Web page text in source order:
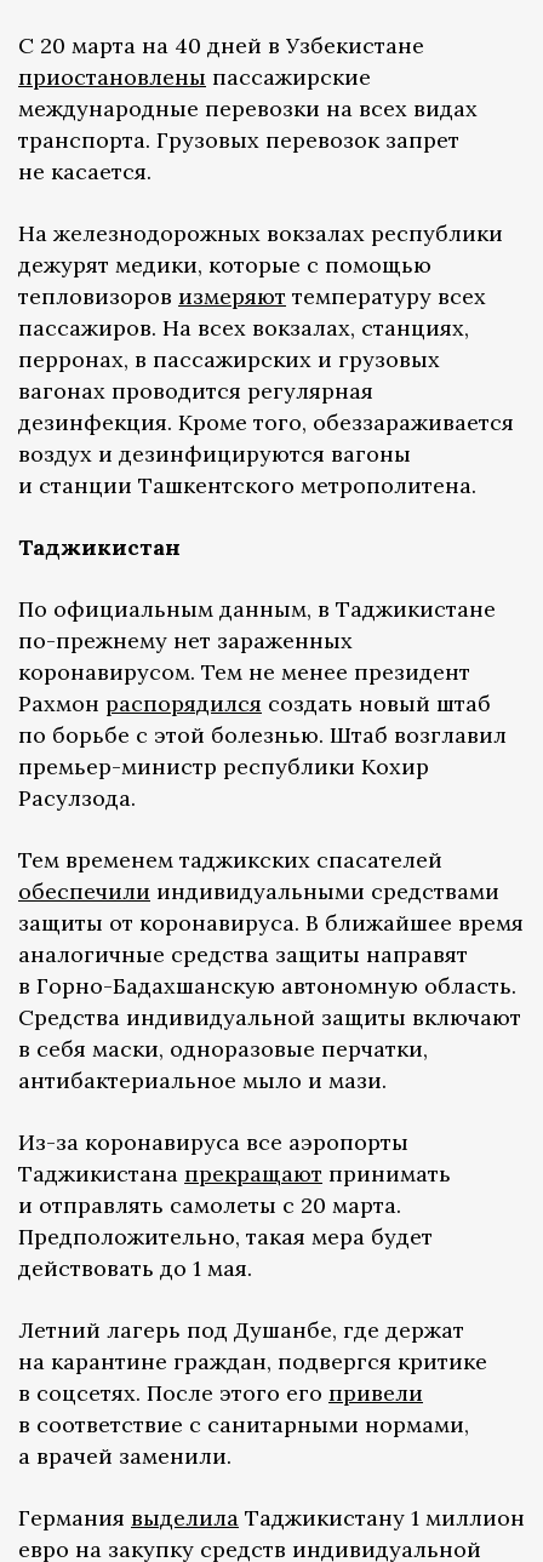
С 20 марта на 40 дней в Узбекистане
приостановлены пассажирские
международные перевозки на всех видах
транспорта. Грузовых перевозок запрет
не касается.
На железнодорожных вокзалах республики
дежурят медики, которые с помощью
тепловизоров измеряют температуру всех
пассажиров. На всех вокзалах, станциях,
перронах, в пассажирских и грузовых
вагонах проводится регулярная
дезинфекция. Кроме того, обеззараживается
воздух и дезинфицируются вагоны
и станции Ташкентского метрополитена.
Таджикистан
По официальным данным, в Таджикистане
по-прежнему нет зараженных
коронавирусом. Тем не менее президент
Рахмон распорядился создать новый штаб
по борьбе с этой болезнью. Штаб возглавил
премьер-министр республики Кохир
Расулзода.
Тем временем таджикских спасателей
обеспечили индивидуальными средствами
защиты от коронавируса. В ближайшее время
аналогичные средства защиты направят
в Горно-Бадахшанскую автономную область.
Средства индивидуальной защиты включают
в себя маски, одноразовые перчатки,
антибактериальное мыло и мази.
Из-за коронавируса все аэропорты
Таджикистана прекращают принимать
и отправлять самолеты с 20 марта.
Предположительно, такая мера будет
действовать до 1 мая.
Летний лагерь под Душанбе, где держат
на карантине граждан, подвергся критике
в соцсетях. После этого его привели
в соответствие с санитарными нормами,
а врачей заменили.
Германия выделила Таджикистану 1 миллион
евро на закупку средств индивидуальной